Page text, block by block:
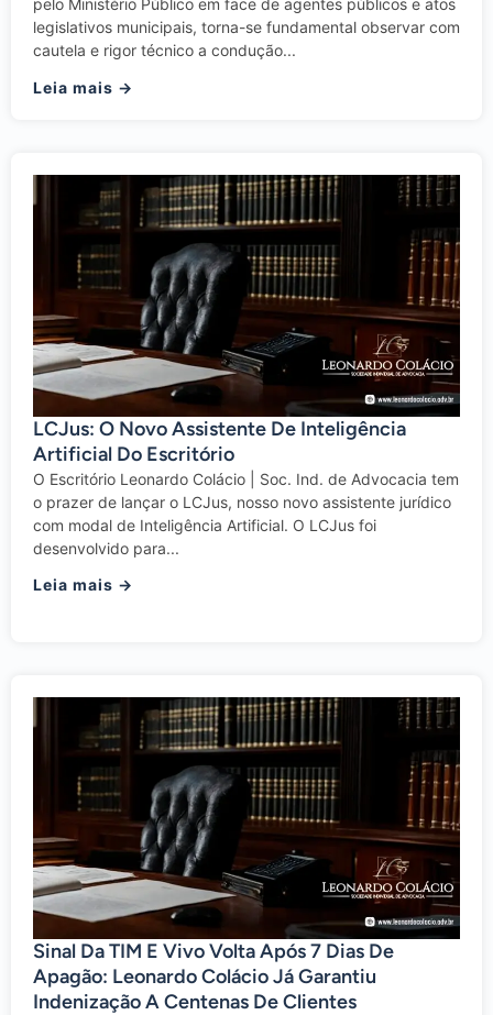
pelo Ministério Público em face de agentes públicos e atos
legislativos municipais, torna-se fundamental observar com
cautela e rigor técnico a condução...
Leia mais →
LCJus: O Novo Assistente De Inteligência
Artificial Do Escritório
O Escritório Leonardo Colácio | Soc. Ind. de Advocacia tem
o prazer de lançar o LCJus, nosso novo assistente jurídico
com modal de Inteligência Artificial. O LCJus foi
desenvolvido para...
Leia mais →
Sinal Da TIM E Vivo Volta Após 7 Dias De
Apagão: Leonardo Colácio Já Garantiu
Indenização A Centenas De Clientes